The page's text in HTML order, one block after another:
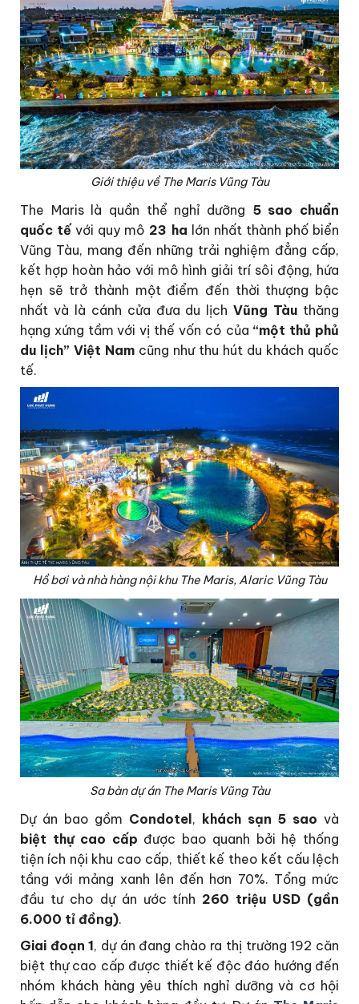
Giới thiệu về The Maris Vũng Tàu
The Maris là quần thể nghỉ dưỡng 5 sao chuẩn
quốc tếvới quy mô 23 ha lớn nhất thành phố biển
Vũng Tàu, mang đến những trải nghiệm đẳng cấp,
kết hợp hoàn hảo với mô hình giải trí sôi động, hứa
hẹn sẽ trở thành một điểm đến thời thượng bậc
nhất và là cánh cửa đưa du lịchVũng Tàu thăng
hạng xứng tầm với vị thế vốn có của “một thủ phủ
du lịch” Việt Nam cũng như thu hút du khách quốc
tế.
Hồ bơi và nhà hàng nội khu The Maris, Alaric Vũng Tàu
Sa bàn dự án The Maris Vũng Tàu
Dự án bao gồm Condotel, khách sạn 5 sao và
biệt thự cao cấp được bao quanh bởi hệ thống
tiện ích nội khu cao cấp, thiết kế theo kết cấu lệch
tầng với mảng xanh lên đến hơn 70%. Tổng mức
đầu tư cho dự án ước tính 260 triệu USD (gần
6.000 tỉ đồng).
Giai đoạn 1, dự án đang chào ra thị trường 192 căn
biệt thự cao cấp được thiết kế độc đáo hướng đến
nhóm khách hàng yêu thích nghỉ dưỡng và cơ hội